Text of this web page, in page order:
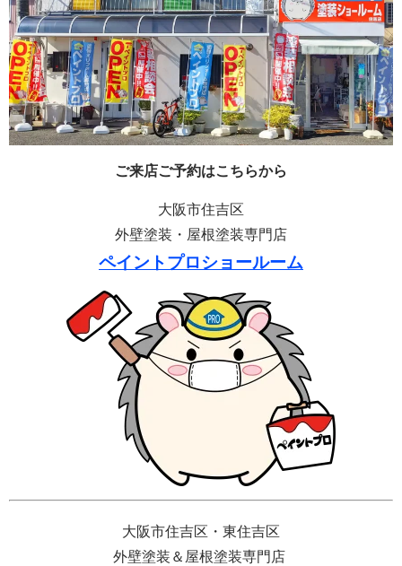
ご来店ご予約はこちらから
大阪市住吉区
外壁塗装・屋根塗装専門店
ペイントプロショールーム
大阪市住吉区・東住吉区
外壁塗装＆屋根塗装専門店